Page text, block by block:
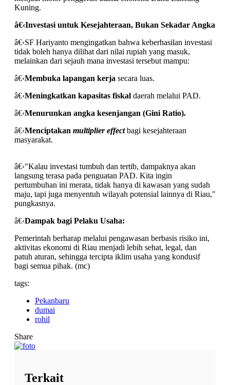
Kuning.
â€‹Investasi untuk Kesejahteraan, Bukan Sekadar Angka
â€‹SF Hariyanto mengingatkan bahwa keberhasilan investasi
tidak boleh hanya dilihat dari nilai rupiah yang masuk,
melainkan dari sejauh mana investasi tersebut mampu:
â€‹Membuka lapangan kerja secara luas.
â€‹Meningkatkan kapasitas fiskal daerah melalui PAD.
â€‹Menurunkan angka kesenjangan (Gini Ratio).
â€‹Menciptakan multiplier effectbagi kesejahteraan
masyarakat.
â€‹"Kalau investasi tumbuh dan tertib, dampaknya akan
langsung terasa pada penguatan PAD. Kita ingin
pertumbuhan ini merata, tidak hanya di kawasan yang sudah
maju, tapi juga menyentuh wilayah potensial lainnya di Riau,"
pungkasnya.
â€‹Dampak bagi Pelaku Usaha:
Pemerintah berharap melalui pengawasan berbasis risiko ini,
aktivitas ekonomi di Riau menjadi lebih sehat, legal, dan
patuh aturan, sehingga tercipta iklim usaha yang kondusif
bagi semua pihak. (mc)
tags:
Pekanbaru
dumai
rohil
Share
Terkait